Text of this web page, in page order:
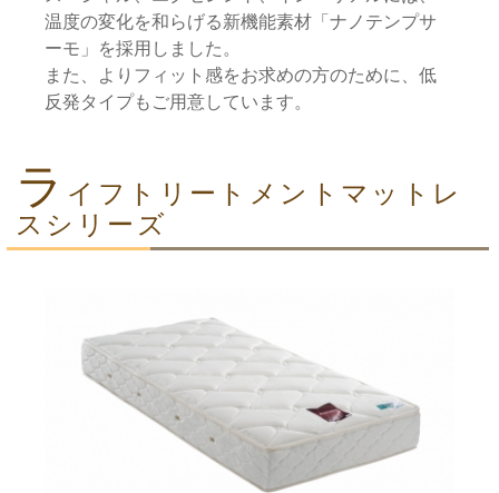
温度の変化を和らげる新機能素材「ナノテンプサ
ーモ」を採用しました。
また、よりフィット感をお求めの方のために、低
反発タイプもご用意しています。
ラ イフトリートメントマットレ
スシリーズ